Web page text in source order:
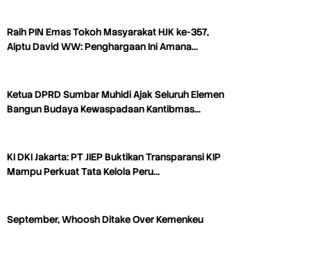
Raih PIN Emas Tokoh Masyarakat HJK ke-357,
Aiptu David WW: Penghargaan Ini Amana…
Ketua DPRD Sumbar Muhidi Ajak Seluruh Elemen
Bangun Budaya Kewaspadaan Kantibmas…
KI DKI Jakarta: PT JIEP Buktikan Transparansi KIP
Mampu Perkuat Tata Kelola Peru…
September, Whoosh Ditake Over Kemenkeu